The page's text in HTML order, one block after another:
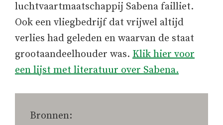
luchtvaartmaatschappij Sabena failliet.
Ook een vliegbedrijf dat vrijwel altijd
verlies had geleden en waarvan de staat
grootaandeelhouder was. Klik hier voor
een lijst met literatuur over Sabena.
Bronnen: